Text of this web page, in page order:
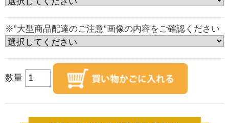
※”大型商品配達のご注意”画像の内容をご確認ください
数量